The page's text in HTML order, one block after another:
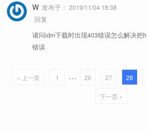
W 发布于： 2019/11/04 18:38
回复
请问idm下载时出现403错误怎么解决把
错误
« 上一页 1 … 26 27 28
下一页 »